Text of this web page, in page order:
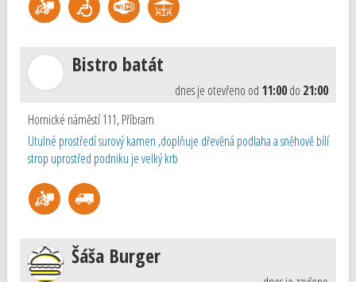
Bistro batát
dnes je otevřeno od 11:00do 21:00
Hornické náměstí 111,Příbram
Utulné prostředí surový kamen ,doplňuje dřevěná podlaha a sněhově bílí
strop uprostřed podniku je velký krb
Šáša Burger